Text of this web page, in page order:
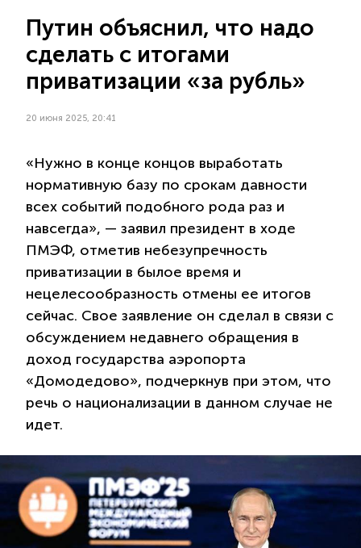
Путин объяснил, что надо
сделать с итогами
приватизации «за рубль»
20 июня 2025, 20:41
«Нужно в конце концов выработать
нормативную базу по срокам давности
всех событий подобного рода раз и
навсегда», — заявил президент в ходе
ПМЭФ, отметив небезупречность
приватизации в былое время и
нецелесообразность отмены ее итогов
сейчас. Свое заявление он сделал в связи с
обсуждением недавнего обращения в
доход государства аэропорта
«Домодедово», подчеркнув при этом, что
речь о национализации в данном случае не
идет.